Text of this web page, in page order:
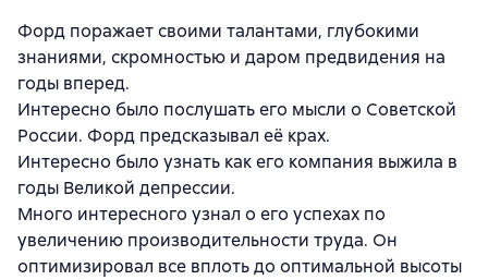
Форд поражает своими талантами, глубокими
знаниями, скромностью и даром предвидения на
годы вперед.
Интересно было послушать его мысли о Советской
России. Форд предсказывал её крах.
Интересно было узнать как его компания выжила в
годы Великой депрессии.
Много интересного узнал о его успехах по
увеличению производительности труда. Он
оптимизировал все вплоть до оптимальной высоты